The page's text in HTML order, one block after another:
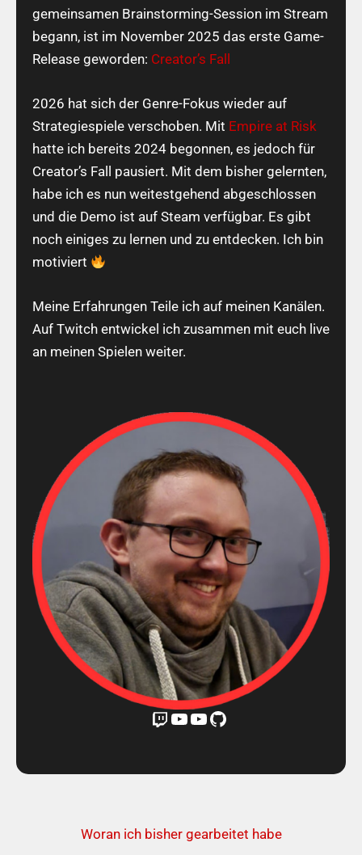
gemeinsamen Brainstorming-Session im Stream
begann, ist im November 2025 das erste Game-
Release geworden: Creator’s Fall
2026 hat sich der Genre-Fokus wieder auf
Strategiespiele verschoben. Mit Empire at Risk
hatte ich bereits 2024 begonnen, es jedoch für
Creator’s Fall pausiert. Mit dem bisher gelernten,
habe ich es nun weitestgehend abgeschlossen
und die Demo ist auf Steam verfügbar. Es gibt
noch einiges zu lernen und zu entdecken. Ich bin
motiviert
Meine Erfahrungen Teile ich auf meinen Kanälen.
Auf Twitch entwickel ich zusammen mit euch live
an meinen Spielen weiter.
Twitch YouTube YouTube GitHub
Woran ich bisher gearbeitet habe